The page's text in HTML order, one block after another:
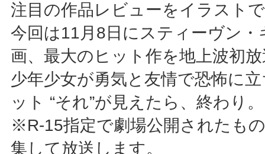
注目の作品レビューをイラスト
今回は11月8日にスティーヴン・
画、最大のヒット作を地上波初
少年少女が勇気と友情で恐怖に
ット “それ”が見えたら、終わり
※R-15指定で劇場公開されたも
集して放送します。